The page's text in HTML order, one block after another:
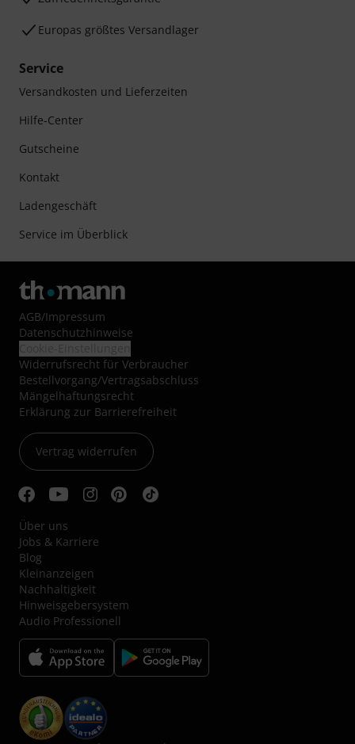
Europas größtes Versandlager
Service
Versandkosten und Lieferzeiten
Hilfe-Center
Gutscheine
Kontakt
Ladengeschäft
Service im Überblick
AGB/Impressum
Datenschutzhinweise
Widerrufsrecht für Verbraucher
Bestellvorgang/Vertragsabschluss
Mängelhaftungsrecht
Erklärung zur Barrierefreiheit
Vertrag widerrufen
Über uns
Jobs & Karriere
Blog
Kleinanzeigen
Nachhaltigkeit
Hinweisgebersystem
Audio Professionell